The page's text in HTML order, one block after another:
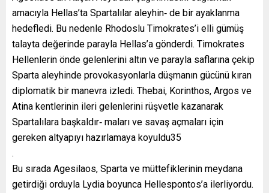
amacıyla Hellas’ta Spartalılar aleyhin‐ de bir ayaklanma
hedefledi. Bu nedenle Rhodoslu Timokrates’i elli gümüş
talayta değerinde parayla Hellas’a gönderdi. Timokrates
Hellenlerin önde gelenlerini altın ve parayla saflarına çekip
Sparta aleyhinde provokasyonlarla düşmanın gücünü kıran
diplomatik bir manevra izledi. Thebai, Korinthos, Argos ve
Atina kentlerinin ileri gelenlerini rüşvetle kazanarak
Spartalılara başkaldır‐ maları ve savaş açmaları için
gereken altyapıyı hazırlamaya koyuldu35
.
Bu sırada Agesilaos, Sparta ve müttefiklerinin meydana
getirdiği orduyla Lydia boyunca Hellespontos’a ilerliyordu.